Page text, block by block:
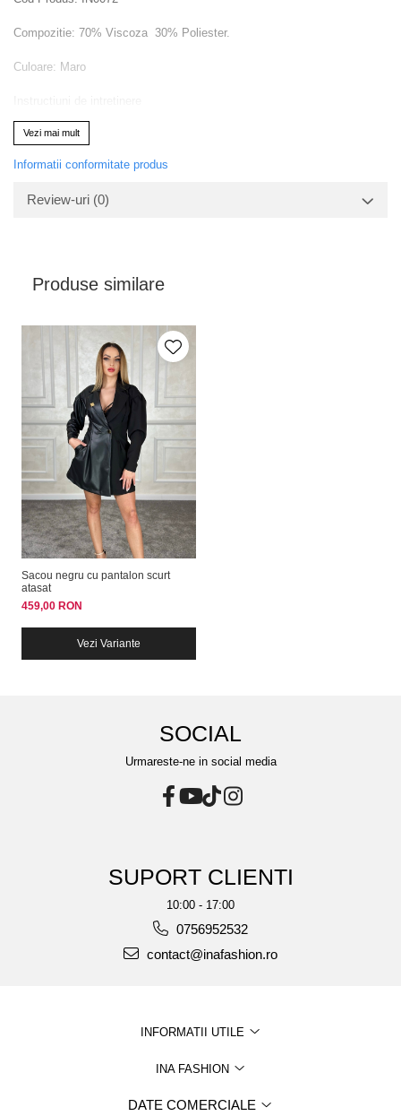
Compozitie: 70% Viscoza 30% Poliester.
Culoare: Maro
Va rugam verificati eticheta produsului inainte de curatare!
Modelul are inaltimea de 164 cm.
acceptabila datorita luminii si luminozitatii ecranului.
Vezi mai mult
Informatii conformitate produs
Review-uri (0)
Produse similare
Sacou negru cu pantalon scurt
atasat
459,00 RON
Vezi Variante
SOCIAL
Urmareste-ne in social media
SUPORT CLIENTI
10:00 - 17:00
0756952532
contact@inafashion.ro
INFORMATII UTILE
INA FASHION
DATE COMERCIALE